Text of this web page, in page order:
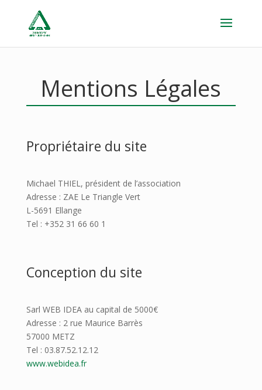
Mentions Légales
Propriétaire du site
Michael THIEL, président de l’association
Adresse : ZAE Le Triangle Vert
L-5691 Ellange
Tel : +352 31 66 60 1
Conception du site
Sarl WEB IDEA au capital de 5000€
Adresse : 2 rue Maurice Barrès
57000 METZ
Tel : 03.87.52.12.12
www.webidea.fr